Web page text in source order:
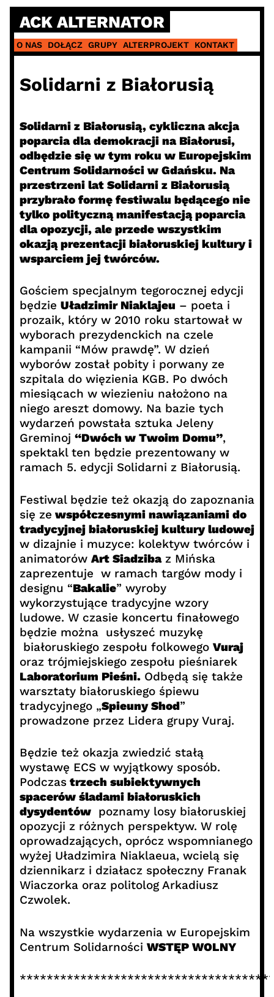
Skip
content
ACK ALTERNATOR
O NAS DOŁĄCZ GRUPY ALTERPROJEKT KONTAKT
Solidarni z Białorusią
Solidarni z Białorusią, cykliczna akcja
poparcia dla demokracji na Białorusi,
odbędzie się w tym roku w Europejskim
Centrum Solidarności w Gdańsku. Na
przestrzeni lat Solidarni z Białorusią
przybrało formę festiwalu będącego nie
tylko polityczną manifestacją poparcia
dla opozycji, ale przede wszystkim
okazją prezentacji białoruskiej kultury i
wsparciem jej twórców.
Gościem specjalnym tegorocznej edycji
będzie Uładzimir Niaklajeu – poeta i
prozaik, który w 2010 roku startował w
wyborach prezydenckich na czele
kampanii “Mów prawdę”. W dzień
wyborów został pobity i porwany ze
szpitala do więzienia KGB. Po dwóch
miesiącach w wiezieniu nałożono na
niego areszt domowy. Na bazie tych
wydarzeń powstała sztuka Jeleny
Greminoj “Dwóch w Twoim Domu”,
spektakl ten będzie prezentowany w
ramach 5. edycji Solidarni z Białorusią.
Festiwal będzie też okazją do zapoznania
się ze współczesnymi nawiązaniami do
tradycyjnej białoruskiej kultury ludowej
w dizajnie i muzyce: kolektyw twórców i
animatorów Art Siadzibaz Mińska
zaprezentuje w ramach targów mody i
designu “Bakalie” wyroby
wykorzystujące tradycyjne wzory
ludowe. W czasie koncertu finałowego
będzie można usłyszeć muzykę
białoruskiego zespołu folkowego Vuraj
oraz trójmiejskiego zespołu pieśniarek
Laboratorium Pieśni.Odbędą się także
warsztaty białoruskiego śpiewu
tradycyjnego „Spieuny Shod”
prowadzone przez Lidera grupy Vuraj.
Będzie też okazja zwiedzić stałą
wystawę ECS w wyjątkowy sposób.
Podczastrzech subiektywnych
spacerów śladami białoruskich
dysydentówpoznamy losy białoruskiej
opozycji z różnych perspektyw. W rolę
oprowadzających, oprócz wspomnianego
wyżej Uładzimira Niaklaeua, wcielą się
dziennikarz i działacz społeczny Franak
Wiaczorka oraz politolog Arkadiusz
Czwolek.
Na wszystkie wydarzenia w Europejskim
Centrum Solidarności WSTĘP WOLNY